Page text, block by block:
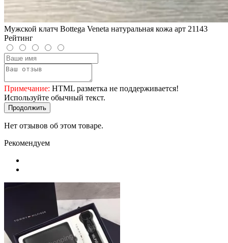
Мужской клатч Bottega Veneta натуральная кожа арт 21143
Рейтинг
Примечание: HTML разметка не поддерживается!
Используйте обычный текст.
Продолжить
Нет отзывов об этом товаре.
Рекомендуем